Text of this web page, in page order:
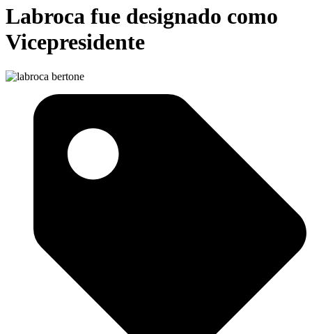
Labroca fue designado como
Vicepresidente